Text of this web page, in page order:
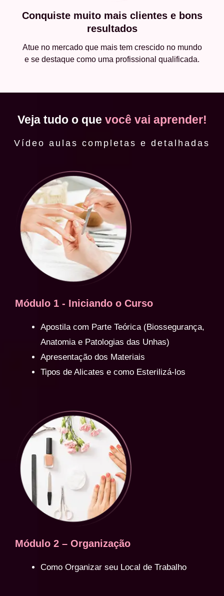
Conquiste muito mais clientes e bons
resultados
Atue no mercado que mais tem crescido no mundo
e se destaque como uma profissional qualificada.
Veja tudo o que você vai aprender!
Vídeo aulas completas e detalhadas
Módulo 1 - Iniciando o Curso
Apostila com Parte Teórica (Biossegurança,
Anatomia e Patologias das Unhas)
Apresentação dos Materiais
Tipos de Alicates e como Esterilizá-los
Módulo 2 – Organização
Como Organizar seu Local de Trabalho